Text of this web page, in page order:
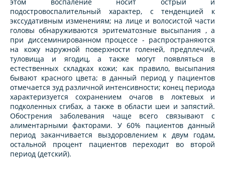
подостровоспaлительный характер, с тенденцией к
экссудативным изменениям; на лице и волосистой части
головы обнаруживаются эритемaтозные высыпания , а
при диссеминированном процессе - распространяются
на кожу наружной поверхности голеней, предплечий,
туловища и ягодиц, а также могут появляться в
естественных складках кожи; как правило, высыпания
бывают красного цвета; в данный период у пациентов
отмечается зуд различной интенсивности; конец периода
характеризуется сохранением очагов в локтевых и
подколенных сгибах, а также в области шеи и запястий.
Обострения заболевания чаще всего связывают с
алиментарными факторами. У 60% пациентов данный
период заканчивается выздоровлением к двум годам,
остальной процент пациентов переходит во второй
период (детский).